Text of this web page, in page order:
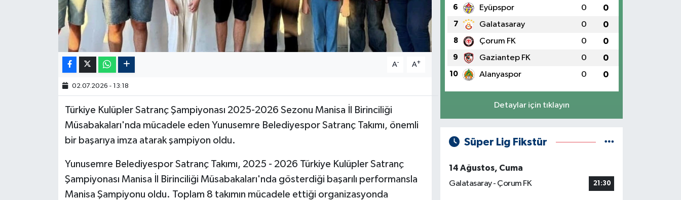
A- A+
02.07.2026 - 13:18
Türkiye Kulüpler Satranç Şampiyonası 2025-2026 Sezonu Manisa İl Birinciliği
Müsabakaları'nda mücadele eden Yunusemre Belediyespor Satranç Takımı, önemli
bir başarıya imza atarak şampiyon oldu.
Yunusemre Belediyespor Satranç Takımı, 2025 - 2026 Türkiye Kulüpler Satranç
Şampiyonası Manisa İl Birinciliği Müsabakaları'nda gösterdiği başarılı performansla
Manisa Şampiyonu oldu. Toplam 8 takımın mücadele ettiği organizasyonda
6 Eyüpspor 0 0
7 Galatasaray 0 0
8 Çorum FK 0 0
9 Gaziantep FK 0 0
10 Alanyaspor 0 0
Detaylar için tıklayın
Süper Lig Fikstür
14 Ağustos, Cuma
Galatasaray - Çorum FK
21:30